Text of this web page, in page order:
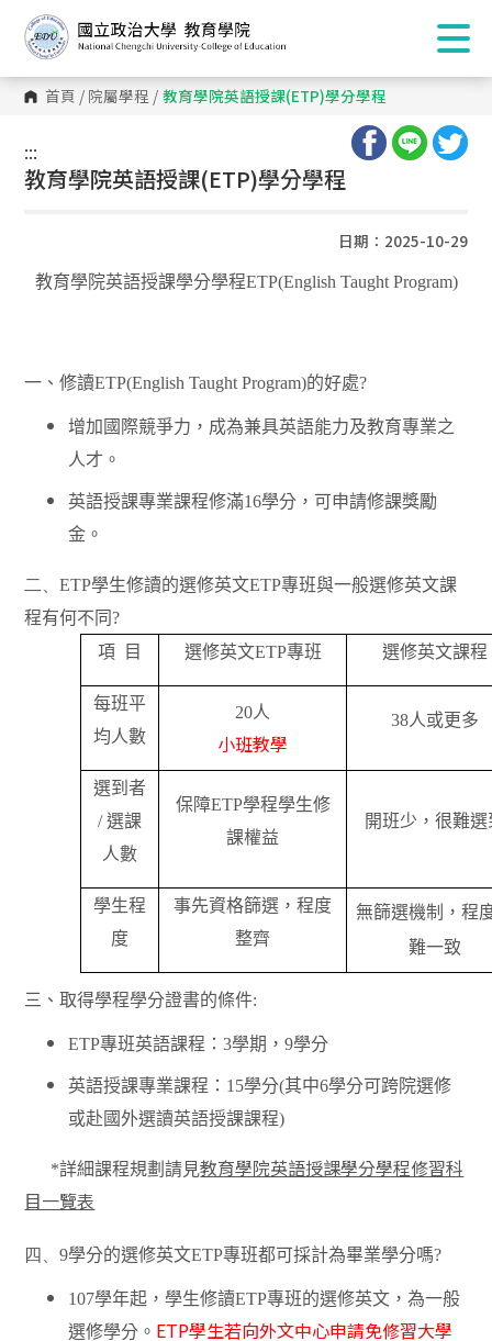
首頁 / 院屬學程 / 教育學院英語授課(ETP)學分學程
:::
:::
教育學院英語授課(ETP)學分學程
日期：2025-10-29
教育學院英語授課學分學程ETP(English Taught Program)
一、修讀ETP(English Taught Program)的好處?
增加國際競爭力，成為兼具英語能力及教育專業之
人才。
英語授課專業課程修滿16學分，可申請修課獎勵
金。
二、ETP學生修讀的選修英文ETP專班與一般選修英文課
程有何不同?
項
目 選修英文ETP專班 選修英文課程
每班平
均人數
20人
小班教學
38人或更多
選到者
/選課
人數
保障ETP學程學生修
課權益
開班少，很難選
學生程
度
事先資格篩選，程度
整齊
無篩選機制，程
難一致
三、取得學程學分證書的條件:
ETP專班英語課程：3學期，9學分
英語授課專業課程： 15學分(其中6學分可跨院選修
或赴國外選讀英語授課課程)
*詳細課程規劃請見教育學院英語授課學分學程修習科
目一覽表
四、9學分的選修英文ETP專班都可採計為畢業學分嗎?
107學年起，學生修讀ETP專班的選修英文，為一般
選修學分。 ETP學生若向外文中心申請免修習大學